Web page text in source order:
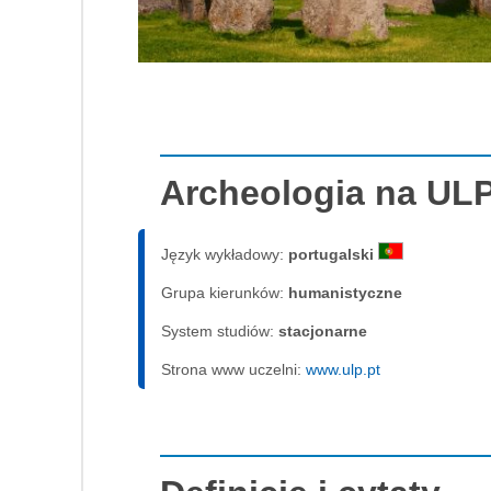
Archeologia na
Język wykładowy: portugalski
Grupa kierunków: humanistyczne
System studiów: sta­cjo­nar­ne
Strona www uczelni: www.ulp.pt